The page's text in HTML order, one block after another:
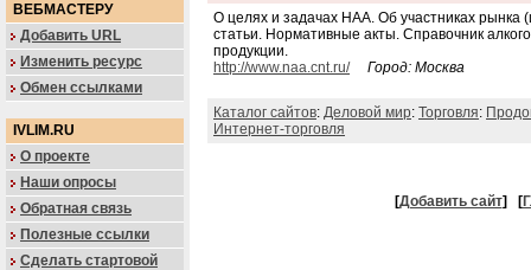
ВЕБМАСТЕРУ
Добавить URL
Изменить ресурс
Обмен ссылками
IVLIM.RU
О проекте
Наши опросы
Обратная связь
Полезные ссылки
Сделать стартовой
О целях и задачах НАА. Об участниках рынка
статьи. Нормативные акты. Справочник
продукции.
http://www.naa.cnt.ru/
Город: Москва
Каталог сайтов: Деловой мир: Торговля:
Интернет-торговля
[Добавить сайт] [